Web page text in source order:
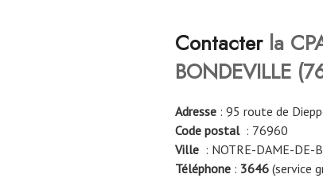
Contacterla
BONDEVILLE
Adresse : 95 route de
Code postal: 76960
Ville : NOTRE-DAME-DE-
Téléphone : 3646 (service